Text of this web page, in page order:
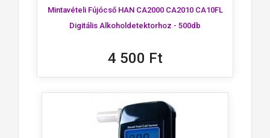
Mintavételi Fújócső HAN CA2000 CA2010 CA10FL
Digitális Alkoholdetektorhoz - 500db
4 500 Ft